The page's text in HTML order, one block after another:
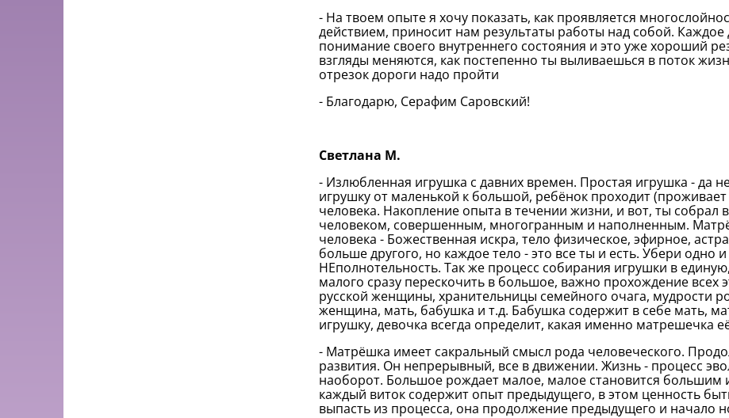
- На твоем опыте я хочу показать, как проявляется
действием, приносит нам результаты работы над собой.
понимание своего внутреннего состояния и это уже хороший
взгляды меняются, как постепенно ты выливаешься в поток
отрезок дороги надо пройти
- Благодарю, Серафим Саровский!
Светлана М.
- Излюбленная игрушка с давних времен. Простая игрушка - да
игрушку от маленькой к большой, ребёнок проходит
человека. Накопление опыта в течении жизни, и вот, ты собрал
человеком, совершенным, многогранным и наполненным.
человека - Божественная искра, тело физическое, эфирное,
больше другого, но каждое тело - это все ты и есть. Убери одно
НЕполнотельность. Так же процесс собирания игрушки в
малого сразу перескочить в большое, важно прохождение всех
русской женщины, хранительницы семейного очага, мудрости
женщина, мать, бабушка и т.д. Бабушка содержит в себе мать,
игрушку, девочка всегда определит, какая именно матрешечка
- Матрёшка имеет сакральный смысл рода человеческого.
развития. Он непрерывный, все в движении. Жизнь - процесс
наоборот. Большое рождает малое, малое становится
каждый виток содержит опыт предыдущего, в этом ценность
выпасть из процесса, она продолжение предыдущего и начало